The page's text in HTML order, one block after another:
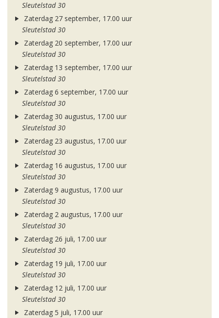
Sleutelstad 30
Zaterdag 27 september, 17.00 uur
Sleutelstad 30
Zaterdag 20 september, 17.00 uur
Sleutelstad 30
Zaterdag 13 september, 17.00 uur
Sleutelstad 30
Zaterdag 6 september, 17.00 uur
Sleutelstad 30
Zaterdag 30 augustus, 17.00 uur
Sleutelstad 30
Zaterdag 23 augustus, 17.00 uur
Sleutelstad 30
Zaterdag 16 augustus, 17.00 uur
Sleutelstad 30
Zaterdag 9 augustus, 17.00 uur
Sleutelstad 30
Zaterdag 2 augustus, 17.00 uur
Sleutelstad 30
Zaterdag 26 juli, 17.00 uur
Sleutelstad 30
Zaterdag 19 juli, 17.00 uur
Sleutelstad 30
Zaterdag 12 juli, 17.00 uur
Sleutelstad 30
Zaterdag 5 juli, 17.00 uur